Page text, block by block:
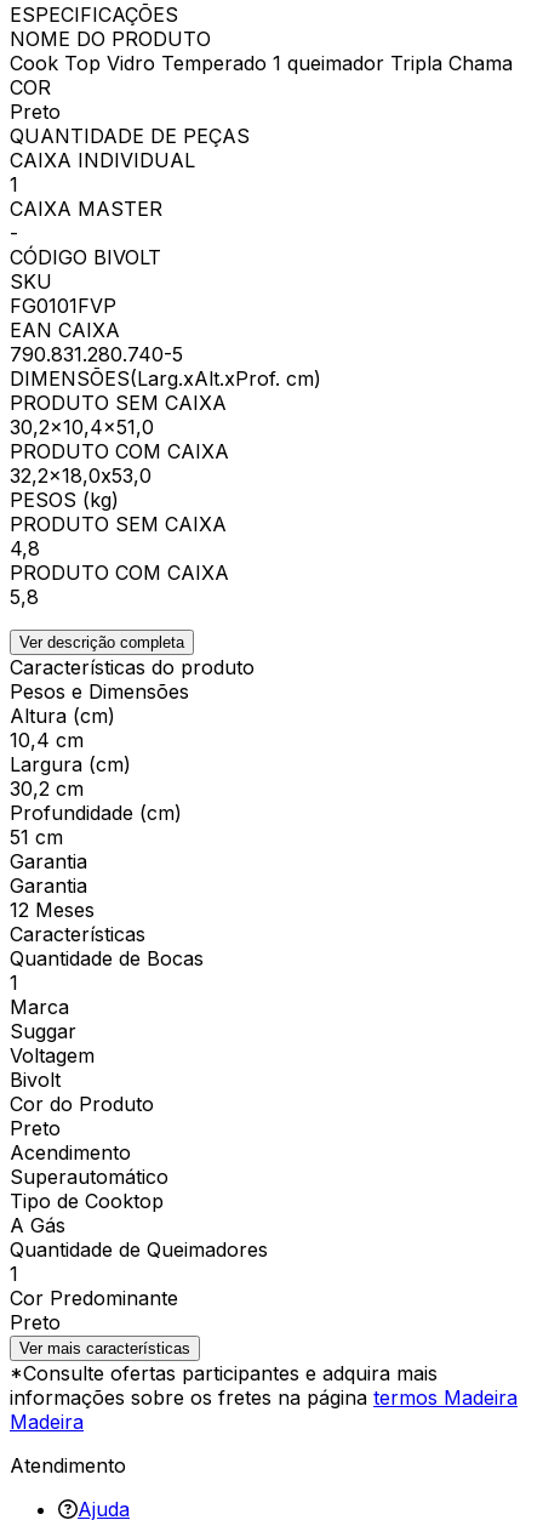
ESPECIFICAÇÕES
NOME DO PRODUTO
Cook Top Vidro Temperado 1 queimador Tripla Chama
COR
Preto
QUANTIDADE DE PEÇAS
CAIXA INDIVIDUAL
1
CAIXA MASTER
-
CÓDIGO BIVOLT
SKU
FG0101FVP
EAN CAIXA
790.831.280.740-5
DIMENSÕES(Larg.xAlt.xProf. cm)
PRODUTO SEM CAIXA
30,2x10,4x51,0
PRODUTO COM CAIXA
32,2x18,0x53,0
PESOS (kg)
PRODUTO SEM CAIXA
4,8
PRODUTO COM CAIXA
5,8
Ver descrição completa
Características do produto
Pesos e Dimensões
Altura (cm)
10,4 cm
Largura (cm)
30,2 cm
Profundidade (cm)
51 cm
Garantia
Garantia
12 Meses
Características
Quantidade de Bocas
1
Marca
Suggar
Voltagem
Bivolt
Cor do Produto
Preto
Acendimento
Superautomático
Tipo de Cooktop
A Gás
Quantidade de Queimadores
1
Cor Predominante
Preto
Ver mais características
*Consulte ofertas participantes e adquira mais
informações sobre os fretes na página termos Madeira
Madeira
Atendimento
Ajuda